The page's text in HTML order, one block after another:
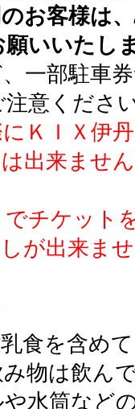
お客様は
いいたし
一部駐車
意くださ
ＫＩＸ伊
出来ませ
チケット
が出来ま
食を含め
み物は飲ん
水筒など